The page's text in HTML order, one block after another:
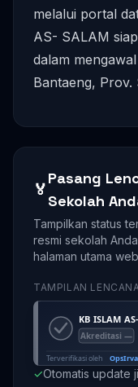
melalui portal
AS- SALAM
dalam
Bantaeng, Prov.
🏅
Pasang
Sekolah
Tampilkan status
resmi sekolah
halaman utama
TAMPILAN
✓Otomatis update